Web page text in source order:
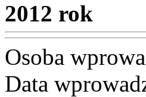
2012 rok
Osoba
Data